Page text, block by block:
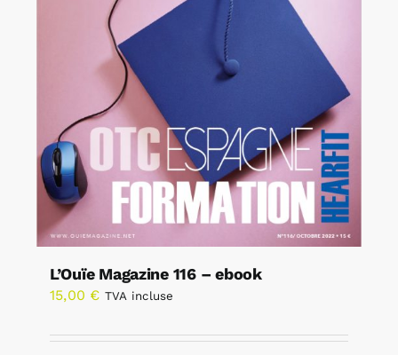
L’Ouïe Magazine 116 – ebook
15,00 € TVA incluse